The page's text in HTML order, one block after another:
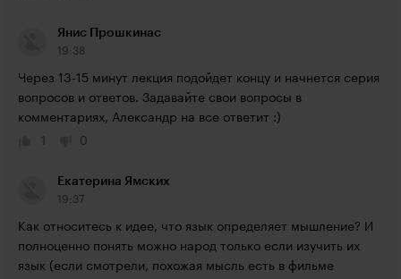
Янис Прошкинас
19:38
Через 13-15 минут лекция подойдет концу и начнется серия
вопросов и ответов. Задавайте свои вопросы в
комментариях, Александр на все ответит :)
1
0
Екатерина Ямских
19:37
Как относитесь к идее, что язык определяет мышление? И
полноценно понять можно народ только если изучить их
язык (если смотрели, похожая мысль есть в фильме